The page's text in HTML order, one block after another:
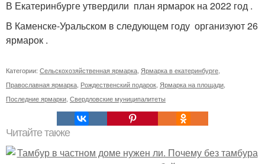
В Екатеринбурге утвердили план ярмарок на 2022 год .
В Каменске-Уральском в следующем году организуют 26
ярмарок .
Категории: Сельскохозяйственная ярмарка Ярмарка в екатеринбурге
Православная ярмарка Рождественский подарок Ярмарка на площади
Последние ярмарки Свердловские муниципалитеты
Читайте также